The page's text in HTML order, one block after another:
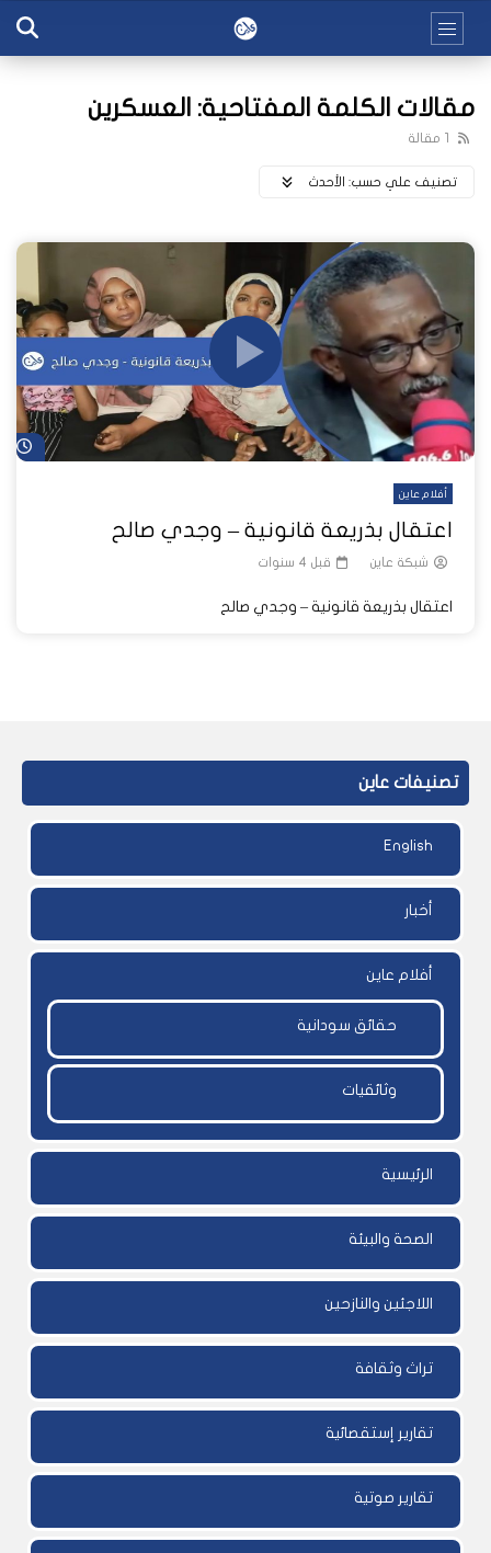
مقالات الكلمة المفتاحية: العسكرين
1 مقالة
تصنيف علي حسب: اﻷحدث
أفلام عاين
اعتقال بذريعة قانونية – وجدي صالح
شبكة عاين قبل 4 سنوات
اعتقال بذريعة قانونية – وجدي صالح
تصنيفات عاين
English
أخبار
أفلام عاين
حقائق سودانية
وثائقيات
الرئيسية
الصحة والبيئة
اللاجئين والنازحين
تراث وثقافة
تقارير إستقصائية
تقارير صوتية